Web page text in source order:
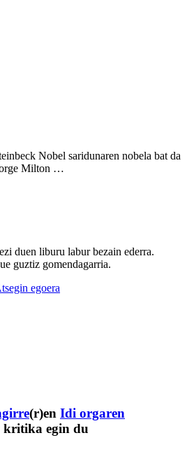
Nobel saridunaren nobela bat da
Milton …
duen liburu labur bezain ederra.
guztiz gomendagarria.
egoera
(r)en Idi orgaren
egin du